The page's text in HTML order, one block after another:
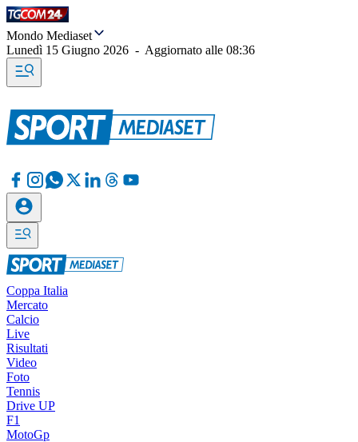
Mondo Mediaset
Lunedì 15 Giugno 2026 - Aggiornato alle 08:36
Coppa Italia
Mercato
Calcio
Live
Risultati
Video
Foto
Tennis
Drive UP
F1
MotoGp